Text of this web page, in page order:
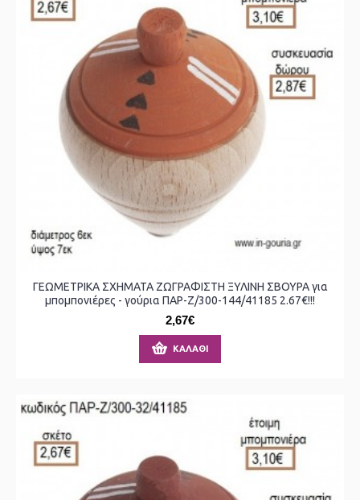
ΓΕΩΜΕΤΡΙΚΑ ΣΧΗΜΑΤΑ ΖΩΓΡΑΦΙΣΤΗ ΞΥΛΙΝΗ ΣΒΟΥΡΑ για
μπομπονιέρες - γούρια ΠΑΡ-Ζ/300-144/41185 2.67€!!!
2,67€
ΚΑΛΆΘΙ